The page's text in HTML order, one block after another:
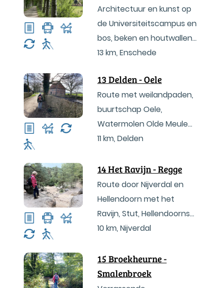
Architectuur en kunst op
de Universiteitscampus en
bos, beken en houtwallen
in het cultuurlandschap
13 km, Enschede
13 Delden - Oele
Route met weilandpaden,
buurtschap Oele,
Watermolen Olde Meule
en Twickelboerderijen.
11 km, Delden
14 Het Ravijn - Regge
Route door Nijverdal en
Hellendoorn met het
Ravijn, Stut, Hellendoornse
Berg, Regge en het
10 km, Nijverdal
15 Broekheurne -
Smalenbroek